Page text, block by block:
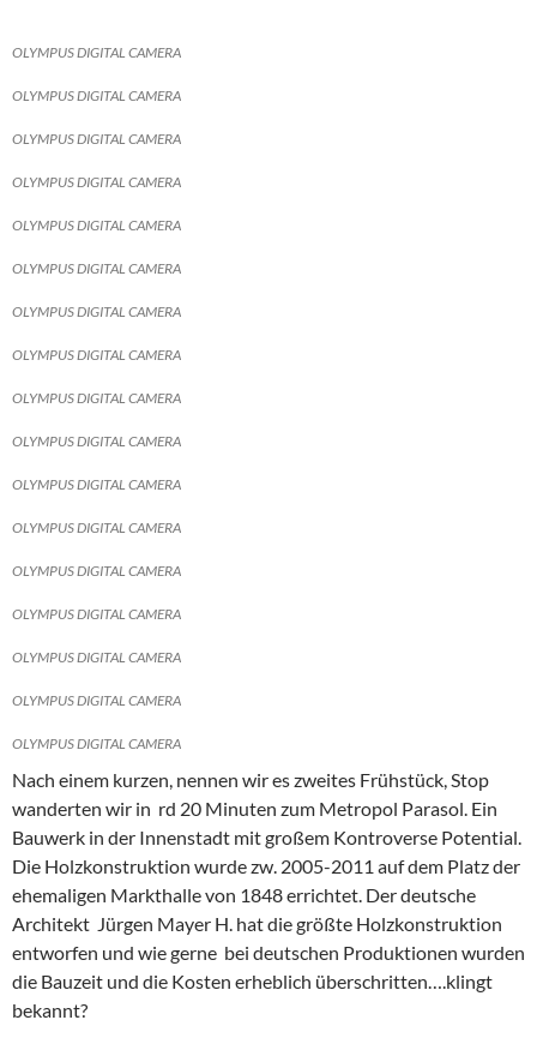
OLYMPUS DIGITAL CAMERA
OLYMPUS DIGITAL CAMERA
OLYMPUS DIGITAL CAMERA
OLYMPUS DIGITAL CAMERA
OLYMPUS DIGITAL CAMERA
OLYMPUS DIGITAL CAMERA
OLYMPUS DIGITAL CAMERA
OLYMPUS DIGITAL CAMERA
OLYMPUS DIGITAL CAMERA
OLYMPUS DIGITAL CAMERA
OLYMPUS DIGITAL CAMERA
OLYMPUS DIGITAL CAMERA
OLYMPUS DIGITAL CAMERA
OLYMPUS DIGITAL CAMERA
OLYMPUS DIGITAL CAMERA
OLYMPUS DIGITAL CAMERA
OLYMPUS DIGITAL CAMERA
Nach einem kurzen, nennen wir es zweites Frühstück, Stop
wanderten wir in rd 20 Minuten zum Metropol Parasol. Ein
Bauwerk in der Innenstadt mit großem Kontroverse Potential.
Die Holzkonstruktion wurde zw. 2005-2011 auf dem Platz der
ehemaligen Markthalle von 1848 errichtet. Der deutsche
Architekt Jürgen Mayer H. hat die größte Holzkonstruktion
entworfen und wie gerne bei deutschen Produktionen wurden
die Bauzeit und die Kosten erheblich überschritten….klingt
bekannt?